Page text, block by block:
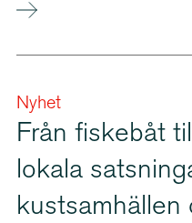
Nyhet
Från fiskebåt
lokala
kustsamhällen